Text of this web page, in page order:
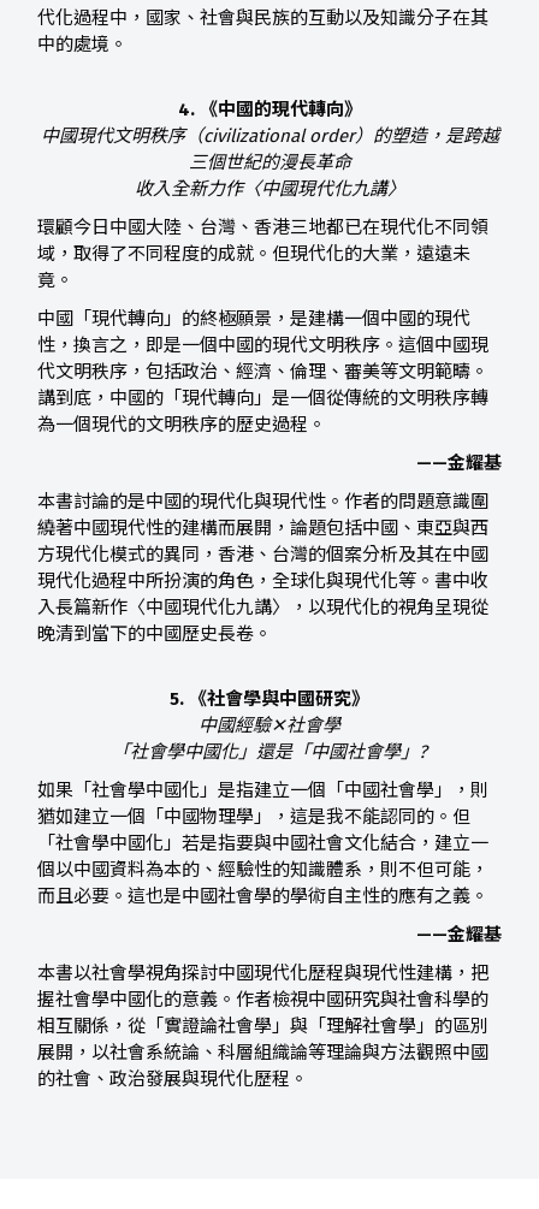
代化過程中，國家、社會與民族的互動以及知識分子在其
中的處境。
4. 《中國的現代轉向》
中國現代文明秩序（civilizational order）的塑造，是跨越
三個世紀的漫長革命
收入全新力作〈中國現代化九講〉
環顧今日中國大陸、台灣、香港三地都已在現代化不同領
域，取得了不同程度的成就。但現代化的大業，遠遠未
竟。
中國「現代轉向」的終極願景，是建構一個中國的現代
性，換言之，即是一個中國的現代文明秩序。這個中國現
代文明秩序，包括政治、經濟、倫理、審美等文明範疇。
講到底，中國的「現代轉向」是一個從傳統的文明秩序轉
為一個現代的文明秩序的歷史過程。
——金耀基
本書討論的是中國的現代化與現代性。作者的問題意識圍
繞著中國現代性的建構而展開，論題包括中國、東亞與西
方現代化模式的異同，香港、台灣的個案分析及其在中國
現代化過程中所扮演的角色，全球化與現代化等。書中收
入長篇新作〈中國現代化九講〉，以現代化的視角呈現從
晚清到當下的中國歷史長卷。
5. 《社會學與中國研究》
中國經驗✕社會學
「社會學中國化」還是「中國社會學」?
如果「社會學中國化」是指建立一個「中國社會學」，則
猶如建立一個「中國物理學」，這是我不能認同的。但
「社會學中國化」若是指要與中國社會文化結合，建立一
個以中國資料為本的、經驗性的知識體系，則不但可能，
而且必要。這也是中國社會學的學術自主性的應有之義。
——金耀基
本書以社會學視角探討中國現代化歷程與現代性建構，把
握社會學中國化的意義。作者檢視中國研究與社會科學的
相互關係，從「實證論社會學」與「理解社會學」的區別
展開，以社會系統論、科層組織論等理論與方法觀照中國
的社會、政治發展與現代化歷程。